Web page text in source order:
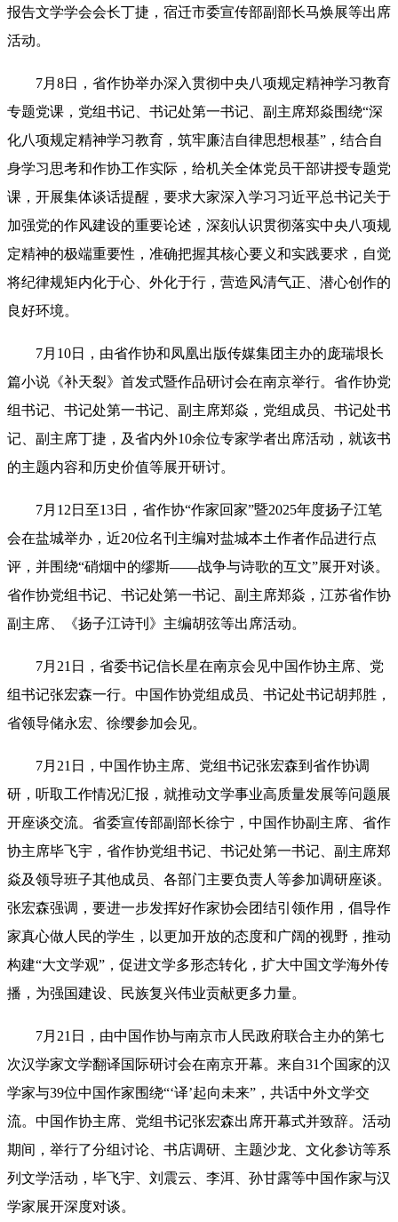
报告文学学会会长丁捷，宿迁市委宣传部副部长马焕展等出席
活动。
7月8日，省作协举办深入贯彻中央八项规定精神学习教育
专题党课，党组书记、书记处第一书记、副主席郑焱围绕“深
化八项规定精神学习教育，筑牢廉洁自律思想根基”，结合自
身学习思考和作协工作实际，给机关全体党员干部讲授专题党
课，开展集体谈话提醒，要求大家深入学习习近平总书记关于
加强党的作风建设的重要论述，深刻认识贯彻落实中央八项规
定精神的极端重要性，准确把握其核心要义和实践要求，自觉
将纪律规矩内化于心、外化于行，营造风清气正、潜心创作的
良好环境。
7月10日，由省作协和凤凰出版传媒集团主办的庞瑞垠长
篇小说《补天裂》首发式暨作品研讨会在南京举行。省作协党
组书记、书记处第一书记、副主席郑焱，党组成员、书记处书
记、副主席丁捷，及省内外10余位专家学者出席活动，就该书
的主题内容和历史价值等展开研讨。
7月12日至13日，省作协“作家回家”暨2025年度扬子江笔
会在盐城举办，近20位名刊主编对盐城本土作者作品进行点
评，并围绕“硝烟中的缪斯——战争与诗歌的互文”展开对谈。
省作协党组书记、书记处第一书记、副主席郑焱，江苏省作协
副主席、《扬子江诗刊》主编胡弦等出席活动。
7月21日，省委书记信长星在南京会见中国作协主席、党
组书记张宏森一行。中国作协党组成员、书记处书记胡邦胜，
省领导储永宏、徐缨参加会见。
7月21日，中国作协主席、党组书记张宏森到省作协调
研，听取工作情况汇报，就推动文学事业高质量发展等问题展
开座谈交流。省委宣传部副部长徐宁 ， 中国作协副主席、省作
协主席毕飞宇 ， 省作协党组书记、书记处第一书记、副主席郑
焱及领导班子其他成员、各部门主要负责人等参加调研座谈。
张宏森强调， 要进一步发挥好作家协会团结引领作用，倡导作
家真心做人民的学生，以更加开放的态度和广阔的视野，推动
构建“大文学观” ， 促进文学多形态转化，扩大中国文学海外传
播，为强国建设、民族复兴伟业贡献更多力量。
7月21日，由中国作协与南京市人民政府联合主办的第七
次汉学家文学翻译国际研讨会在南京开幕。来自31个国家的汉
学家与39位中国作家围绕“‘译’起向未来” ， 共话中外文学交
流。中国作协主席、党组书记张宏森出席开幕式并致辞。 活动
期间，举行了分组讨论、书店调研、主题沙龙、文化参访等系
列文学活动，毕飞宇、刘震云、李洱、孙甘露等中国作家与汉
学家展开深度对谈。